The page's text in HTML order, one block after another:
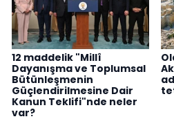
12 maddelik "Millî
Dayanışma ve Toplumsal
Bütünleşmenin
Güçlendirilmesine Dair
Kanun Teklifi"nde neler
var?